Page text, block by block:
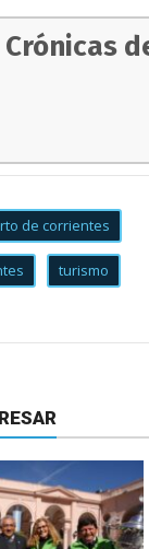
de corrientes
turismo